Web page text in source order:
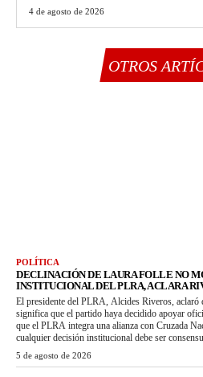
4 de agosto de 2026
OTROS
POLÍTICA
DECLINACIÓN DE LAURA FOLLE NO
INSTITUCIONAL DEL PLRA, ACLARA
El presidente del PLRA, Alcides Riveros, aclaró
significa que el partido haya decidido apoyar
que el PLRA integra una alianza con Cruzada
cualquier decisión institucional debe ser
5 de agosto de 2026